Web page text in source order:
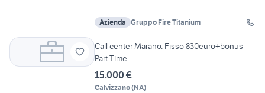
Azienda Gruppo Fire Titanium
Call center Marano. Fisso 830euro+bonus
Part Time
15.000 €
Calvizzano(NA)